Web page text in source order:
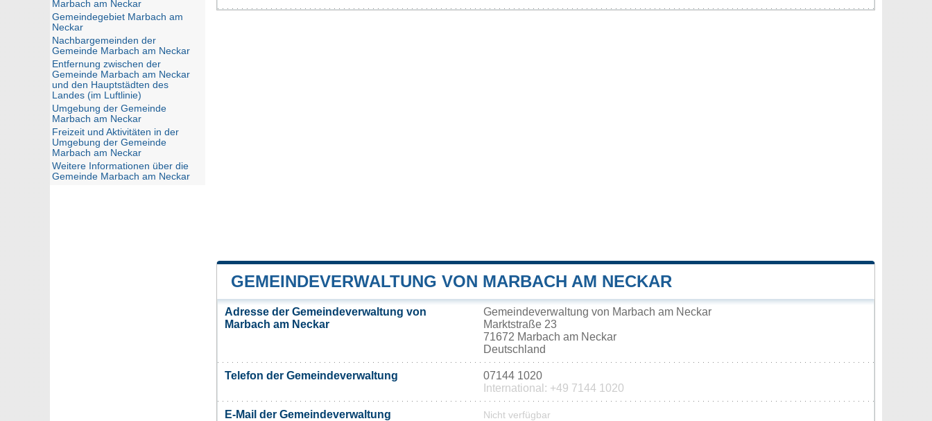
GEMEINDEVERWALTUNG VON MARBACH AM NECKAR
Adresse der Gemeindeverwaltung von
Marbach am Neckar
Gemeindeverwaltung von Marbach am Neckar
Marktstraße 23
71672 Marbach am Neckar
Deutschland
Telefon der Gemeindeverwaltung
07144 1020
International: +49 7144 1020
E-Mail der Gemeindeverwaltung Nicht verfügbar
Marbach am Neckar
Gemeindegebiet Marbach am
Neckar
Nachbargemeinden der
Gemeinde Marbach am Neckar
Entfernung zwischen der
Gemeinde Marbach am Neckar
und den Hauptstädten des
Landes (im Luftlinie)
Umgebung der Gemeinde
Marbach am Neckar
Freizeit und Aktivitäten in der
Umgebung der Gemeinde
Marbach am Neckar
Weitere Informationen über die
Gemeinde Marbach am Neckar